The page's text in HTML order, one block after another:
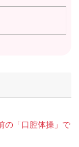
の「口腔体操」で